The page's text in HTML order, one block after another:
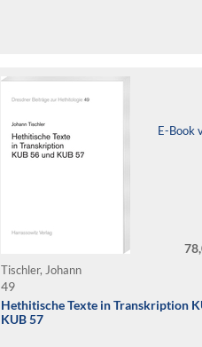
E-Book
Tischler, Johann
49
Hethitische Texte in Transkription
KUB 57